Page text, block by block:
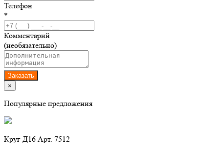
Телефон
*
Комментарий
(необязательно)
Заказать
×
Популярные предложения
Круг Д16 Арт. 7512